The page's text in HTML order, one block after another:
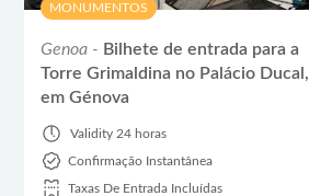
MONUMENTOS
Genoa - Bilhete de entrada para a
Torre Grimaldina no Palácio Ducal,
em Génova
Validity 24 horas
Confirmação Instantânea
Taxas De Entrada Incluídas